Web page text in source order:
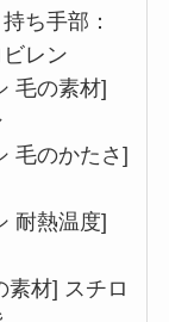
ち手部：
レン
毛の素材]
毛のかたさ]
耐熱温度]
素材] スチロ